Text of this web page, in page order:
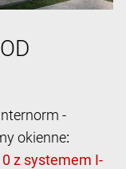
-
okienne: